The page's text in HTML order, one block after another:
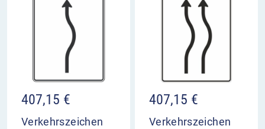
407,15 €
Verkehrszeichen
407,15 €
Verkehrszeichen